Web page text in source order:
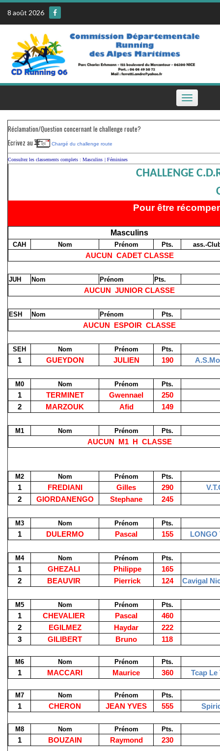
Skip
content
8 août 2026
Toggle
navigation
Réclamation/Question concernant le challenge route?
Ecrivez au
Chargé du challenge route
Consultez les classements complets : Masculins | Féminines
CHALLENGE
Pour être
Masculins
CAH Nom Prénom Pts. ass.-
AUCUN CADET CLASSE
JUH Nom Prénom Pts.
AUCUN JUNIOR CLASSE
ESH Nom Prénom Pts.
AUCUN ESPOIR CLASSE
SEH Nom Prénom Pts.
1 GUEYDON JULIEN 190
M0 Nom Prénom Pts.
1 TERMINET Gwennael
250
2
MARZOUK Afid 149
M1 Nom Prénom Pts.
AUCUN M1 H CLASSE
M2 Nom Prénom Pts.
1 FREDIANI Gilles 290
2
GIORDANENGO Stephane 245
M3 Nom Prénom Pts.
1 DULERMO Pascal 155 LONGO
M4 Nom Prénom Pts.
1 GHEZALI Philippe
165
2
BEAUVIR Pierrick 124 Cavigal
M5 Nom Prénom Pts.
1 CHEVALIER Pascal
460
2
EGILMEZ Haydar
222
3
GILIBERT Bruno 118
M6 Nom Prénom Pts.
1 MACCARI Maurice 360 Tcap Le
M7 Nom Prénom Pts.
1 CHERON JEAN YVES 555
M8 Nom Prénom Pts.
1 BOUZAIN Raymond 230